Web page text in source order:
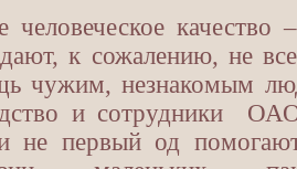
качество
к сожалению, не
чужим, незнакомым
и сотрудники ОАО
не первый од